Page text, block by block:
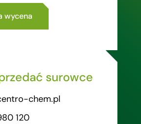
wycena
surowce
chem.pl
120